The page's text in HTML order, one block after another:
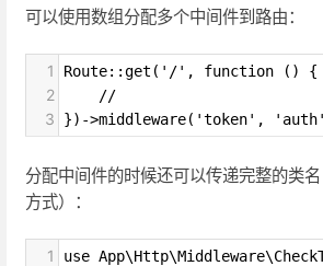
可以使用数组分配多个中间件到路由：
1 Route::get('/', function () {
2
    //
3 })->middleware('token',
分配中间件的时候还可以传递完整的类
方式）：
1 use